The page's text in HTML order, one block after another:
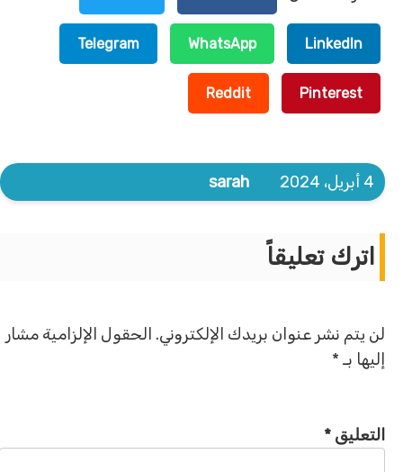
LinkedIn
WhatsApp
Telegram
Pinterest
Reddit
4 أبريل، 2024 sarah
اترك تعليقاً
لن يتم نشر عنوان بريدك الإلكتروني. الحقول الإلزامية مشار
إليها بـ *
التعليق*